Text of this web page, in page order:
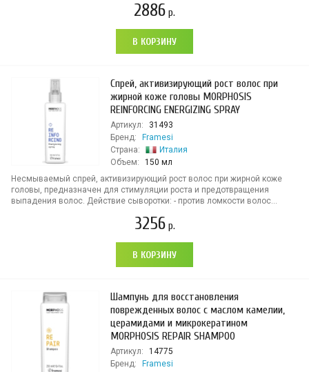
2886 р.
В КОРЗИНУ
Спрей, активизирующий рост волос при
жирной коже головы MORPHOSIS
REINFORCING ENERGIZING SPRAY
Артикул:
31493
Бренд:
Framesi
Страна:
Италия
Объем:
150 мл
Несмываемый спрей, активизирующий рост волос при жирной коже
головы, предназначен для стимуляции роста и предотвращения
выпадения волос. Действие сыворотки: - против ломкости волос...
3256р.
В КОРЗИНУ
Шампунь для восстановления
поврежденных волос с маслом камелии,
церамидами и микрокератином
MORPHOSIS REPAIR SHAMPOO
Артикул:
14775
Бренд:
Framesi